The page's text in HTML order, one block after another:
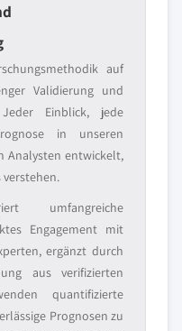
auf
Validierung und
Einblick, jede
in unseren
Analysten entwickelt,
verstehen.
umfangreiche
Engagement mit
ergänzt durch
aus verifizierten
quantifizierte
Prognosen zu